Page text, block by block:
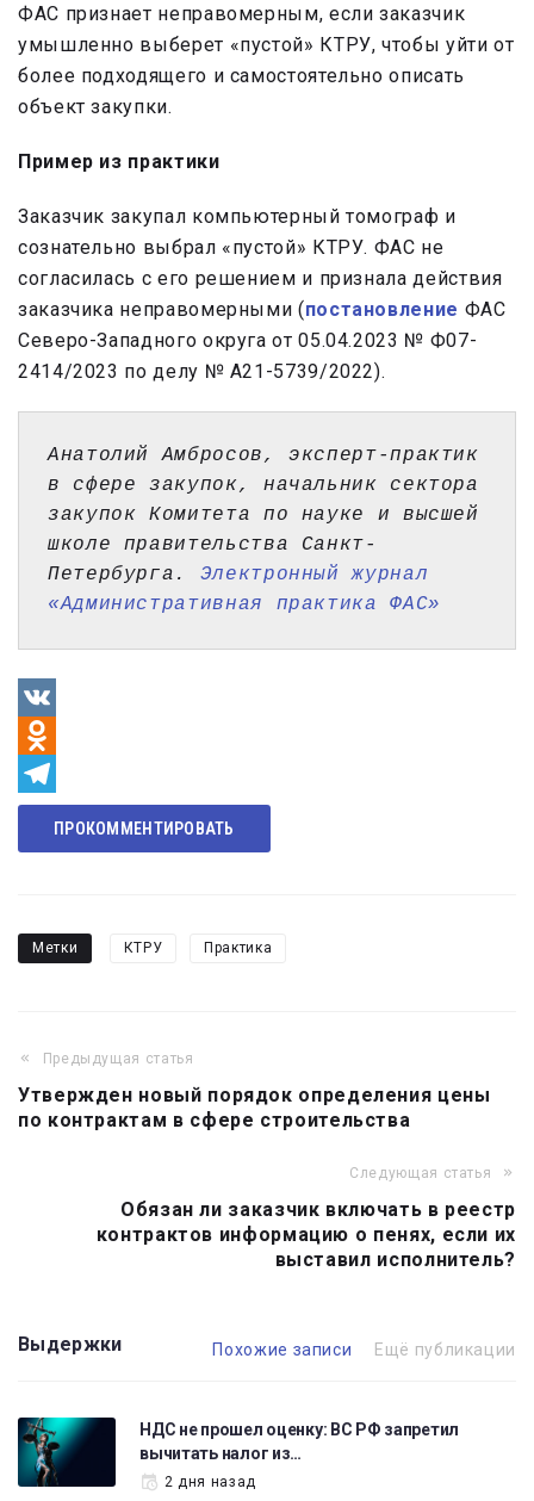
ФАС признает неправомерным, если заказчик
умышленно выберет «пустой» КТРУ, чтобы уйти от
более подходящего и самостоятельно описать
объект закупки.
Пример из практики
Заказчик закупал компьютерный томограф и
сознательно выбрал «пустой» КТРУ. ФАС не
согласилась с его решением и признала действия
заказчика неправомерными (постановление ФАС
Северо-Западного округа от 05.04.2023 № Ф07-
2414/2023 по делу № А21-5739/2022).
Анатолий Амбросов,
эксперт-практик
в сфере закупок, начальник сектора
закупок Комитета по науке и высшей
школе правительства Санкт-
Петербурга. Электронный журнал
«Административная практика ФАС»
VK
Odnoklassniki
Telegram
ПРОКОММЕНТИРОВАТЬ
Метки КТРУ Практика
Навигация
по
записям
Предыдущая статья
Утвержден новый порядок определения цены
по контрактам в сфере строительства
Следующая статья
Обязан ли заказчик включать в реестр
контрактов информацию о пенях, если их
выставил исполнитель?
Выдержки Похожие записи Ещё публикации
НДС не прошел оценку: ВС РФ запретил
вычитать налог из…
2 дня назад